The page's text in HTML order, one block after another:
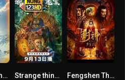
Society of the Snow (2024) หิมะโหด คนทรหด Strange things in Western Hunan (2023) คดีลึกลับเซียงซี Fengshen The Fall of King Zhou (2023) เฟิงเสิน การล่มสลายของกษัตริย์โจว